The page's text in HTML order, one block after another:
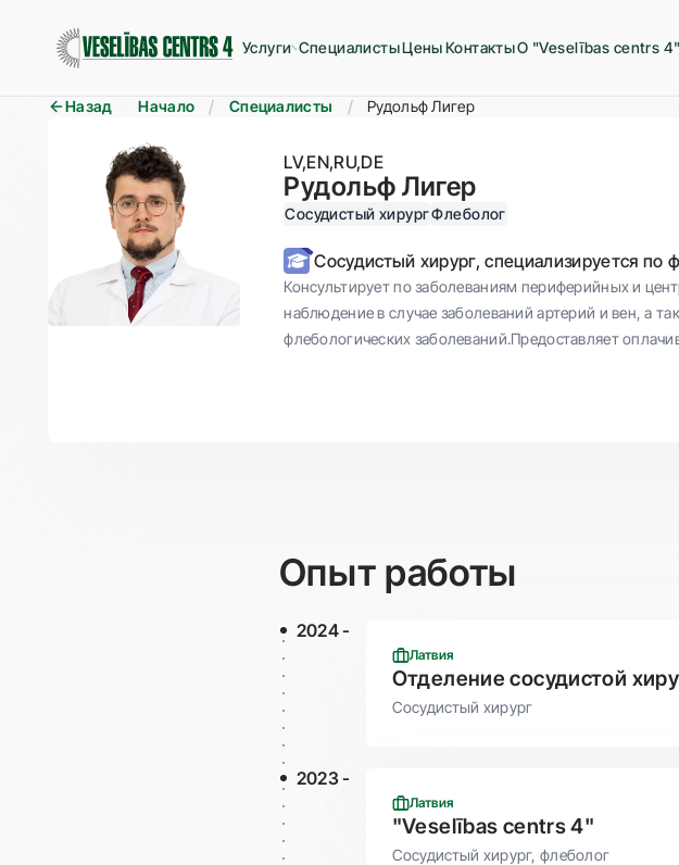
Услуги СпециалистыЦеныКонтактыО "Veselības centrs
Назад Начало Специалисты Рудольф Лигер
LV EN RU DE
Рудольф Лигер
Сосудистый хирургФлеболог
Сосудистый хирург, специализируется по
Консультирует по заболеваниям периферийных и
наблюдение в случае заболеваний артерий и вен, а
флебологических заболеваний.Предоставляет
Опыт работы
2024 -
Латвия
Отделение сосудистой
Сосудистый хирург
2023 -
Латвия
"Veselības centrs 4"
Cосудистый хирург, флеболог